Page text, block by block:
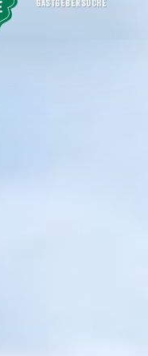
GASTGEBERSUCHE